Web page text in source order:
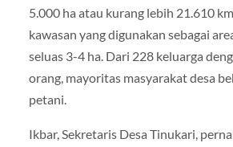
5.000 ha atau kurang lebih 21.610
kawasan yang digunakan sebagai
seluas 3-4 ha. Dari 228 keluarga
orang, mayoritas masyarakat desa
petani.
Ikbar, Sekretaris Desa Tinukari,